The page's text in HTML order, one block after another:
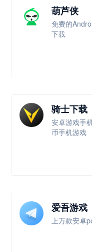
葫芦侠
免费的
下载
骑士下载
安卓游戏手
币手机游戏
爱吾游戏
上万款安卓